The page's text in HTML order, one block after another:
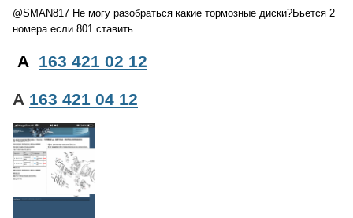
@SMAN817 Не могу разобраться какие тормозные диски?Бьется 2
номера если 801 ставить
A 163 421 02 12
A 163 421 04 12